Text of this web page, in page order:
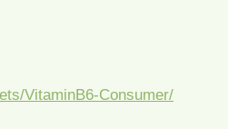
VitaminB6-Consumer/